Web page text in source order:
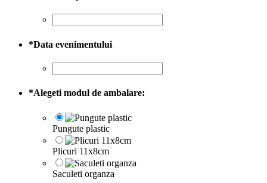
*Data evenimentului
*Alegeti modul de ambalare:
Pungute plastic
Plicuri 11x8cm
Saculeti organza